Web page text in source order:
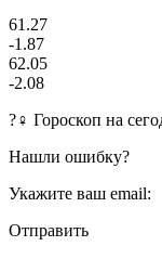
61.27
-1.87
62.05
-2.08
?‍♀ Гороскоп на
Нашли ошибку?
Укажите ваш email:
Отправить